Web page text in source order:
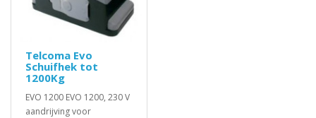
Telcoma Evo
Schuifhek tot
1200Kg
EVO 1200 EVO 1200, 230 V
aandrijving voor